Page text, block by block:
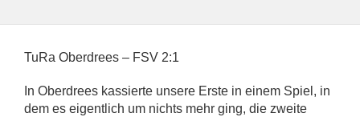
TuRa Oberdrees – FSV 2:1
In Oberdrees kassierte unsere Erste in einem Spiel, in
dem es eigentlich um nichts mehr ging, die zweite